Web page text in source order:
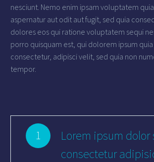
nesciunt. Nemo enim ipsam voluptatem
aspernatur aut odit aut fugit, sed quia
dolores eos qui ratione voluptatem sequi
porro quisquam est, qui dolorem ipsum
consectetur, adipisci velit, sed quia non
tempor.
1
Lorem ipsum dolor
consectetur